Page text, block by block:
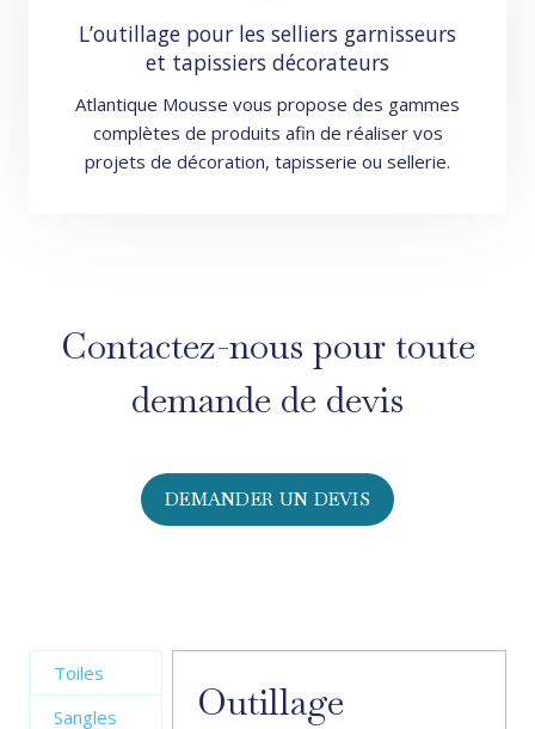
L’outillage pour les selliers garnisseurs
et tapissiers décorateurs
Atlantique Mousse vous propose des gammes
complètes de produits afin de réaliser vos
projets de décoration, tapisserie ou sellerie.
Contactez-nous pour toute
demande de devis
DEMANDER UN DEVIS
Toiles
Sangles
Outillage